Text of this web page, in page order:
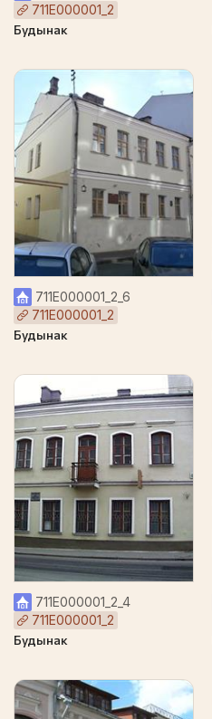
711Е000001_2
Будынак
711Е000001_2_6
711Е000001_2
Будынак
711Е000001_2_4
711Е000001_2
Будынак